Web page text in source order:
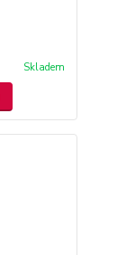
Skladem